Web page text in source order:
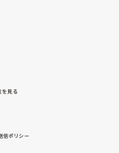
を見る
信ポリシー